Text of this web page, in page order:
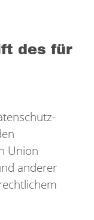
des für
Union
anderer